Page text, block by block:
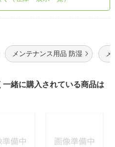
メンテナンス用品 防湿
緒に購入されている商品は